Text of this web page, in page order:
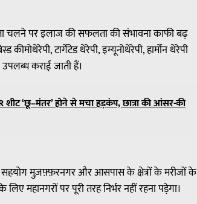
चलने पर इलाज की सफलता की संभावना काफी बढ़
टार्गेटेड थेरेपी, इम्यूनोथेरेपी, हार्मोन थेरेपी
कराई जाती हैं।
शीट ‘छू–मंतर’ होने से मचा हड़कंप, छात्रा की आंसर-की
सहयोग मुज़फ़्फ़रनगर और आसपास के क्षेत्रों के मरीजों के
महानगरों पर पूरी तरह निर्भर नहीं रहना पड़ेगा।